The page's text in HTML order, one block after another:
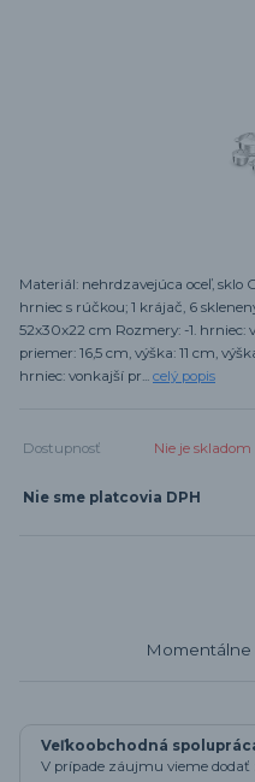
Materiál: nehrdzavejúca oceľ, sklo
hrniec s rúčkou; 1 krájač, 6
52x30x22 cm Rozmery: -1.
priemer: 16,5 cm, výška: 11 cm,
hrniec: vonkajší pr... celý popis
Dostupnosť Nie je skladom
Nie sme platcovia DPH
Momentálne
Veľkoobchodná
V prípade záujmu vieme dodať